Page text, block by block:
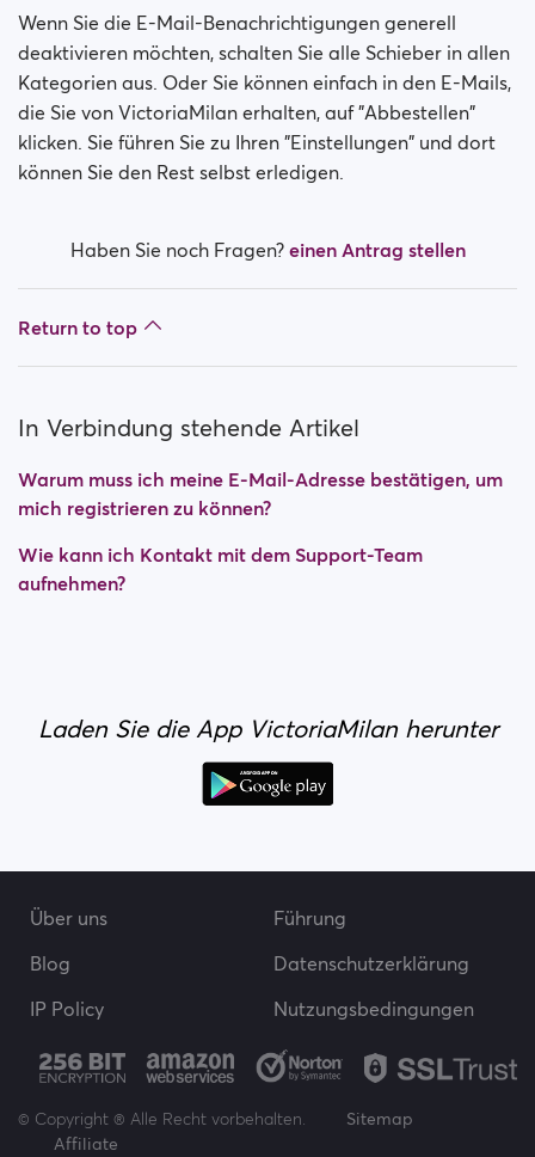
Wenn Sie die E-Mail-Benachrichtigungen generell
deaktivieren möchten, schalten Sie alle Schieber in allen
Kategorien aus. Oder Sie können einfach in den E-Mails,
die Sie von VictoriaMilan erhalten, auf "Abbestellen"
klicken. Sie führen Sie zu Ihren "Einstellungen" und dort
können Sie den Rest selbst erledigen.
Haben Sie noch Fragen? einen Antrag stellen
Return to top
In Verbindung stehende Artikel
Warum muss ich meine E-Mail-Adresse bestätigen, um
mich registrieren zu können?
Wie kann ich Kontakt mit dem Support-Team
aufnehmen?
Laden Sie die App VictoriaMilan herunter
Über uns
Führung
Blog
Datenschutzerklärung
IP Policy
Nutzungsbedingungen
© Copyright ® Alle Recht vorbehalten.
Sitemap
Affiliate